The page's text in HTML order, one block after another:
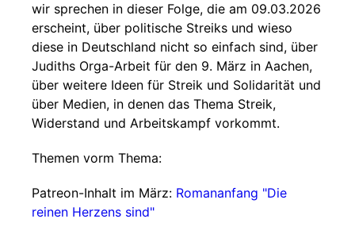
wir sprechen in dieser Folge, die am 09.03.2026
erscheint, über politische Streiks und wieso
diese in Deutschland nicht so einfach sind, über
Judiths Orga-Arbeit für den 9. März in Aachen,
über weitere Ideen für Streik und Solidarität und
über Medien, in denen das Thema Streik,
Widerstand und Arbeitskampf vorkommt.
Themen vorm Thema:
Patreon-Inhalt im März: Romananfang "Die
reinen Herzens sind"